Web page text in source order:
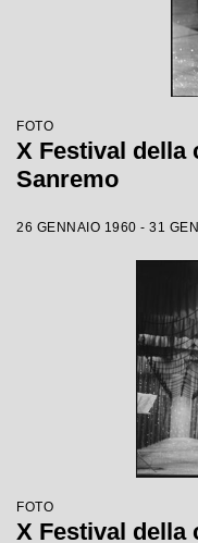
FOTO
X Festival della
Sanremo
26 GENNAIO 1960 - 31
FOTO
X Festival della